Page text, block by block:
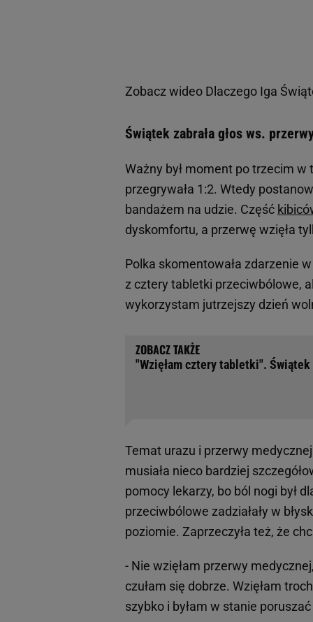
Zobacz wideo Dlaczego Iga
Świątek zabrała głos ws.
Ważny był moment po trzecim w
przegrywała 1:2. Wtedy
bandażem na udzie. Część
dyskomfortu, a przerwę wzięła
Polka skomentowała zdarzenie
z cztery tabletki przeciwbólowe,
wykorzystam jutrzejszy dzień
"Wzięłam cztery tabletki".
Temat urazu i przerwy
musiała nieco bardziej
pomocy lekarzy, bo ból nogi był
przeciwbólowe zadziałały w
poziomie. Zaprzeczyła też, że
- Nie wzięłam przerwy
czułam się dobrze. Wzięłam
szybko i byłam w stanie